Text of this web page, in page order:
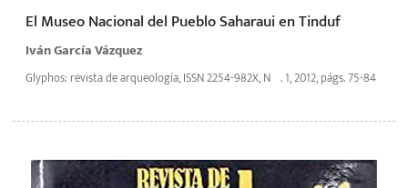
El Museo Nacional del Pueblo Saharaui en Tinduf
Iván García Vázquez
Glyphos: revista de arqueología, ISSN 2254-982X, Nº. 1, 2012, págs. 75-84